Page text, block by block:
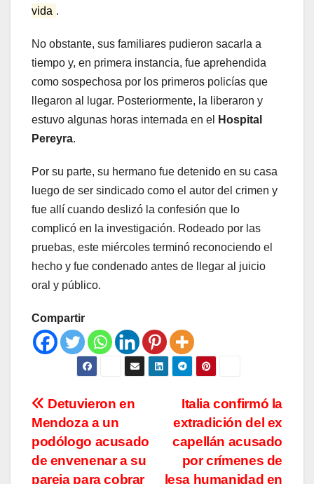
vida .
No obstante, sus familiares pudieron sacarla a
tiempo y, en primera instancia, fue aprehendida
como sospechosa por los primeros policías que
llegaron al lugar. Posteriormente, la liberaron y
estuvo algunas horas internada en el
Hospital
Pereyra.
Por su parte, su hermano fue detenido en su casa
luego de ser sindicado como el autor del crimen y
fue allí cuando deslizó la confesión que lo
complicó en la investigación. Rodeado por las
pruebas, este miércoles terminó reconociendo el
hecho y fue condenado antes de llegar al juicio
oral y público.
Compartir
Navegación
de
entradas
Italia confirmó la
extradición del ex
capellán acusado
por crímenes de
lesa humanidad en
Detuvieron en
Mendoza a un
podólogo acusado
de envenenar a su
pareja para cobrar